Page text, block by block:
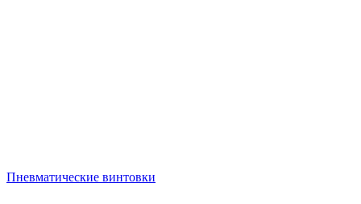
Пневматические винтовки